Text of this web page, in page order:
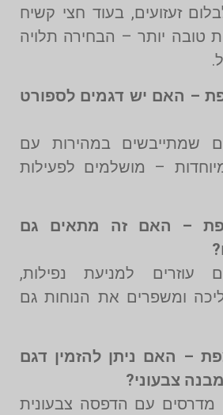
זעזועים, בעוד חצי קשיח
טובה יותר – הבחירה תלויה
– האם יש דגמים לספורט
שמתייבשים במהירות עם
– מושלמים לפעילות
– האם זה מתאים גם
עוזרים למניעת נפילות,
ומשפרים את הנוחות גם
– האם ניתן להזמין דגם
צבעוני?
מדרסים עם הדפסה צבעונית